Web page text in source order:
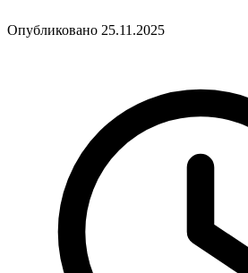
Опубликовано 25.11.2025